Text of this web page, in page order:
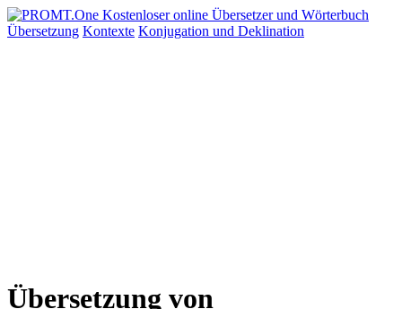
Übersetzung Kontexte Konjugation und Deklination
Übersetzung von